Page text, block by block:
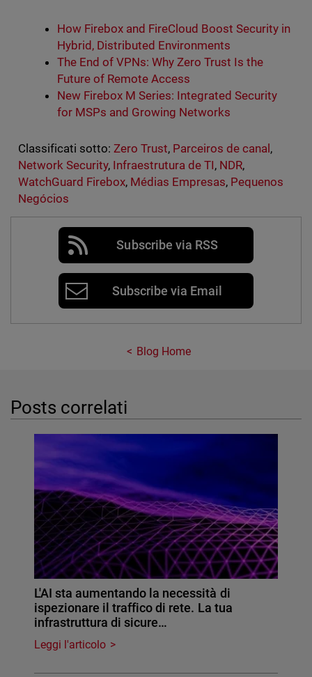
How Firebox and FireCloud Boost Security in
Hybrid, Distributed Environments
The End of VPNs: Why Zero Trust Is the
Future of Remote Access
New Firebox M Series: Integrated Security
for MSPs and Growing Networks
Classificati sotto: Zero Trust, Parceiros de canal ,
Network Security, Infraestrutura de TI, NDR,
WatchGuard Firebox, Médias Empresas, Pequenos
Negócios
Subscribe via RSS
Subscribe via Email
Blog Home
Posts correlati
L'AI sta aumentando la necessità di
ispezionare il traffico di rete. La tua
infrastruttura di sicure…
Leggi l'articolo